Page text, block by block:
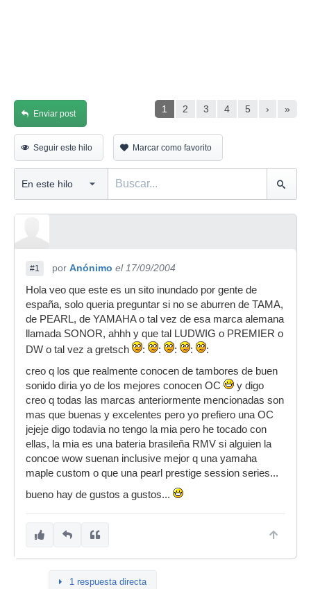
1 2 3 4 5 › »
Enviar post
Seguir este hilo Marcar como favorito
#1 por Anónimo el 17/09/2004
Hola veo que este es un sito inundado por gente de
españa, solo queria preguntar si no se aburren de TAMA,
de PEARL, de YAMAHA o tal vez de esa marca alemana
llamada SONOR, ahhh y que tal LUDWIG o PREMIER o
DW o tal vez a gretsch
: : : :
:
creo q los que realmente conocen de tambores de buen
sonido diria yo de los mejores conocen OC
y digo
creo q todas las marcas anteriormente mencionadas son
mas que buenas y excelentes pero yo prefiero una OC
jejeje digo todavia no tengo la mia pero he tocado con
ellas, la mia es una bateria brasileña RMV si alguien la
concoe wow suenan inclusive mejor q una yamaha
maple custom o que una pearl prestige session series...
bueno hay de gustos a gustos...
1 respuesta directa